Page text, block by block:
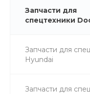
Запчасти для
спецтехники
Запчасти для
Hyundai
Запчасти для